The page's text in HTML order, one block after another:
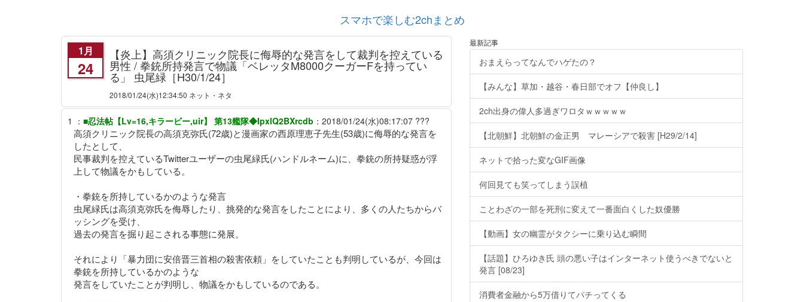
スマホで楽しむ2chまとめ
1月
24
【炎上】高須クリニック院長に侮辱的な発言をして裁判を控えている
男性 / 拳銃所持発言で物議「ベレッタM8000クーガーFを持ってい
る」 虫尾緑［H30/1/24］
2018/01/24(水)12:34:50 ネット・ネタ
1 ： ■忍法帖【Lv=16,キラービー,uir】 第13艦隊◆IpxlQ2BXrcdb ： 2018/01/24(水)08:17:07 ???
高須クリニック院長の高須克弥氏(72歳)と漫画家の西原理恵子先生(53歳)に侮辱的な発言を
したとして、
民事裁判を控えているTwitterユーザーの虫尾緑氏(ハンドルネーム)に、拳銃の所持疑惑が浮
上して物議をかもしている。
・拳銃を所持しているかのような発言
虫尾緑氏は高須克弥氏を侮辱したり、挑発的な発言をしたことにより、多くの人たちからバ
ッシングを受け、
過去の発言を掘り起こされる事態に発展。
それにより「暴力団に安倍晋三首相の殺害依頼」をしていたことも判明しているが、今回は
拳銃を所持しているかのような
発言をしていたことが判明し、物議をかもしているのである。
最新記事
おまえらってなんでハゲたの？
【みんな】草加・越谷・春日部でオフ【仲良し】
2ch出身の偉人多過ぎワロタｗｗｗｗｗ
【北朝鮮】北朝鮮の金正男 マレーシアで殺害 [H29/2/14]
ネットで拾った変なGIF画像
何回見ても笑ってしまう誤植
ことわざの一部を死刑に変えて一番面白くした奴優勝
【動画】女の幽霊がタクシーに乗り込む瞬間
【話題】ひろゆき氏 頭の悪い子はインターネット使うべきでないと
発言 [08/23]
消費者金融から5万借りてパチってくる